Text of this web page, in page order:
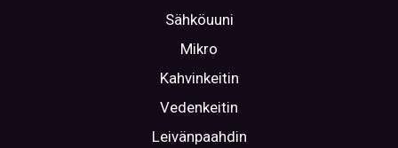
Sähköuuni
Mikro
Kahvinkeitin
Vedenkeitin
Leivänpaahdin